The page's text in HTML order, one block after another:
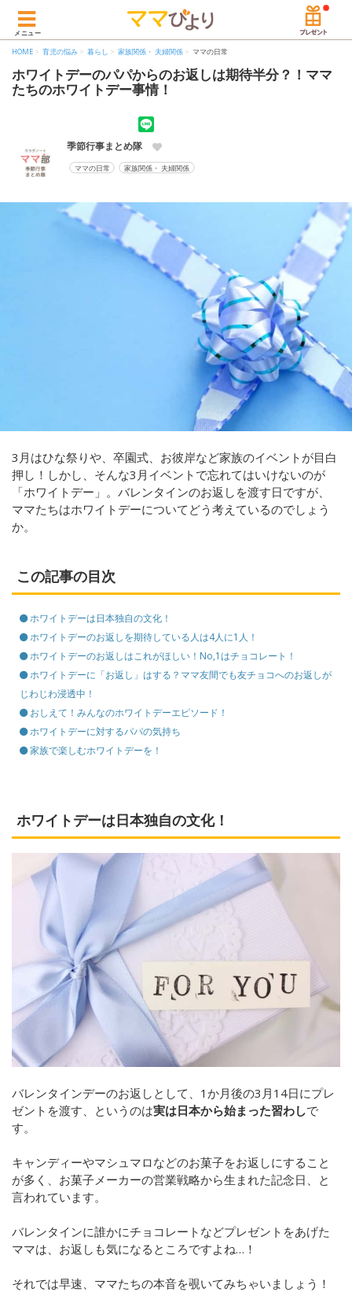
メニュー
HOME 育児の悩み 暮らし 家族関係・ 夫婦関係 ママの日常
ホワイトデーのパパからのお返しは期待半分？！ママ
たちのホワイトデー事情！
季節行事まとめ隊
ママの日常 家族関係・ 夫婦関係
3月はひな祭りや、卒園式、お彼岸など家族のイベントが目白
押し！しかし、そんな3月イベントで忘れてはいけないのが
「ホワイトデー」。バレンタインのお返しを渡す日ですが、
ママたちはホワイトデーについてどう考えているのでしょう
か。
この記事の目次
ホワイトデーは日本独自の文化！
ホワイトデーのお返しを期待している人は4人に1人！
ホワイトデーのお返しはこれがほしい！No,1はチョコレート！
ホワイトデーに「お返し」はする？ママ友間でも友チョコへのお返しが
じわじわ浸透中！
おしえて！みんなのホワイトデーエピソード！
ホワイトデーに対するパパの気持ち
家族で楽しむホワイトデーを！
ホワイトデーは日本独自の文化！
バレンタインデーのお返しとして、1か月後の3月14日にプレ
ゼントを渡す、というのは実は日本から始まった習わしで
す。
キャンディーやマシュマロなどのお菓子をお返しにすること
が多く、お菓子メーカーの営業戦略から生まれた記念日、と
言われています。
バレンタインに誰かにチョコレートなどプレゼントをあげた
ママは、お返しも気になるところですよね…！
それでは早速、ママたちの本音を覗いてみちゃいましょう！